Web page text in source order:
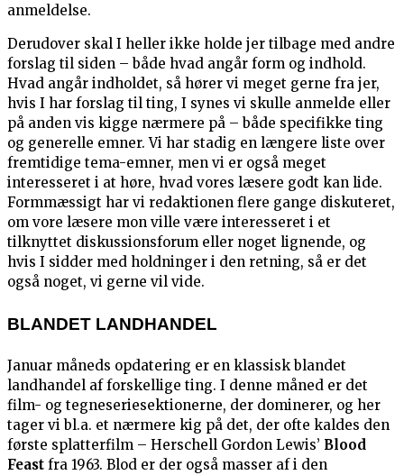
anmeldelse.
Derudover skal I heller ikke holde jer tilbage med andre
forslag til siden – både hvad angår form og indhold.
Hvad angår indholdet, så hører vi meget gerne fra jer,
hvis I har forslag til ting, I synes vi skulle anmelde eller
på anden vis kigge nærmere på – både specifikke ting
og generelle emner. Vi har stadig en længere liste over
fremtidige tema-emner, men vi er også meget
interesseret i at høre, hvad vores læsere godt kan lide.
Formmæssigt har vi redaktionen flere gange diskuteret,
om vore læsere mon ville være interesseret i et
tilknyttet diskussionsforum eller noget lignende, og
hvis I sidder med holdninger i den retning, så er det
også noget, vi gerne vil vide.
BLANDET LANDHANDEL
Januar måneds opdatering er en klassisk blandet
landhandel af forskellige ting. I denne måned er det
film- og tegneseriesektionerne, der dominerer, og her
tager vi bl.a. et nærmere kig på det, der ofte kaldes den
første splatterfilm – Herschell Gordon Lewis’ Blood
Feast fra 1963. Blod er der også masser af i den